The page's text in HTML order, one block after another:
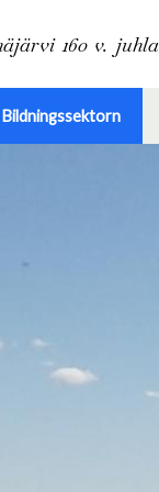
160 v.
Bildningssektorn